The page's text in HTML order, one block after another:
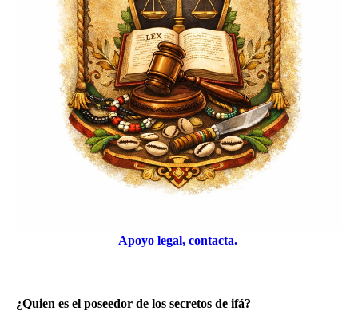
Apoyo legal, contacta.
¿Quien es el poseedor de los secretos de ifá?